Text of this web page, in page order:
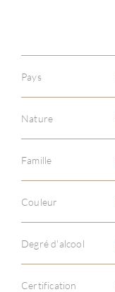
Pays
Nature
Famille
Couleur
Degré d'alcool
Certification